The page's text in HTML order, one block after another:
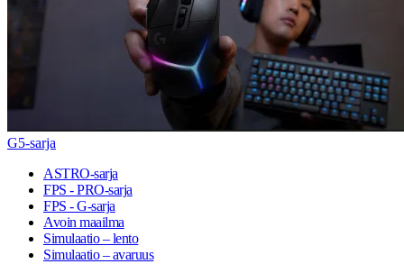
G5-sarja
ASTRO-sarja
FPS - PRO-sarja
FPS - G-sarja
Avoin maailma
Simulaatio – lento
Simulaatio – avaruus